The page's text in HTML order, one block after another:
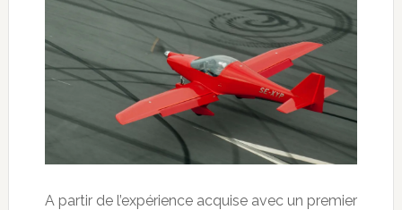
A partir de l’expérience acquise avec un premier